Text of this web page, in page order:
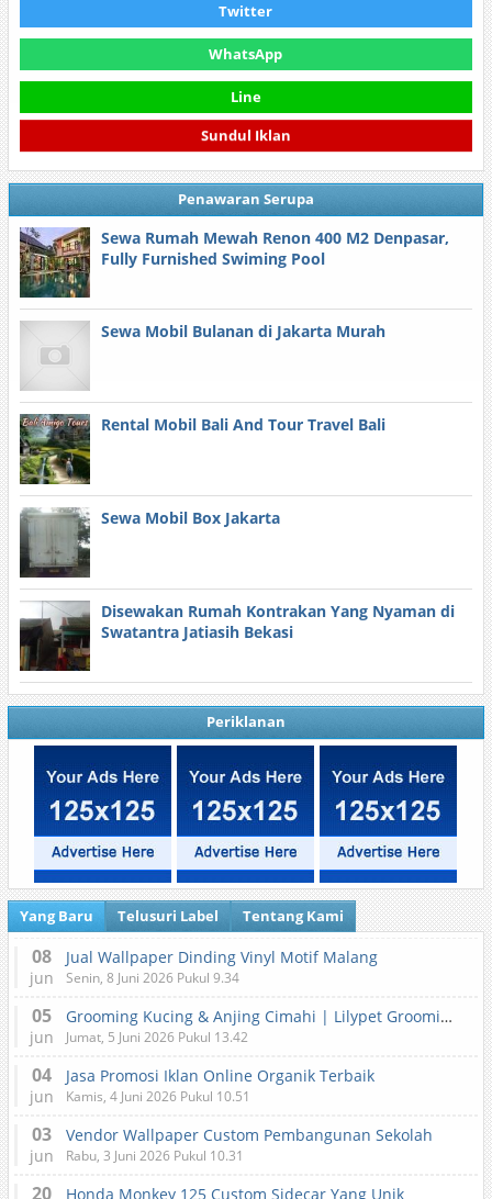
Twitter
WhatsApp
Line
Sundul Iklan
Penawaran Serupa
Sewa Rumah Mewah Renon 400 M2 Denpasar,
Fully Furnished Swiming Pool
Sewa Mobil Bulanan di Jakarta Murah
Rental Mobil Bali And Tour Travel Bali
Sewa Mobil Box Jakarta
Disewakan Rumah Kontrakan Yang Nyaman di
Swatantra Jatiasih Bekasi
Periklanan
Yang Baru Telusuri Label Tentang Kami
08
jun
Jual Wallpaper Dinding Vinyl Motif Malang
Senin, 8 Juni 2026 Pukul 9.34
05
jun
Grooming Kucing & Anjing Cimahi | Lilypet Grooming & Pet Hotel
Jumat, 5 Juni 2026 Pukul 13.42
04
jun
Jasa Promosi Iklan Online Organik Terbaik
Kamis, 4 Juni 2026 Pukul 10.51
03
jun
Vendor Wallpaper Custom Pembangunan Sekolah
Rabu, 3 Juni 2026 Pukul 10.31
20 Honda Monkey 125 Custom Sidecar Yang Unik